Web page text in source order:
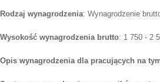
Rodzaj wynagrodzenia: Wynagrodzenie
Wysokość wynagrodzenia brutto: 1 750 - 2
Opis wynagrodzenia dla pracujących na